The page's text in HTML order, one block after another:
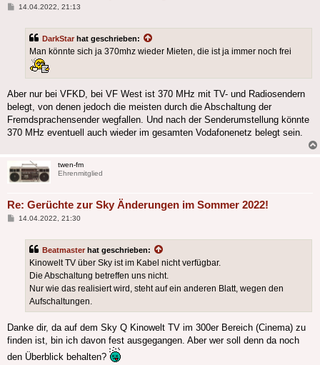
Beitrag
14.04.2022, 21:13
DarkStar hat geschrieben:
Man könnte sich ja 370mhz wieder Mieten, die ist ja immer noch frei
Aber nur bei VFKD, bei VF West ist 370 MHz mit TV- und Radiosendern
belegt, von denen jedoch die meisten durch die Abschaltung der
Fremdsprachensender wegfallen. Und nach der Senderumstellung könnte
370 MHz eventuell auch wieder im gesamten Vodafonenetz belegt sein.
twen-fm
Ehrenmitglied
Re: Gerüchte zur Sky Änderungen im Sommer 2022!
Beitrag
14.04.2022, 21:30
Beatmaster hat geschrieben:
Kinowelt TV über Sky ist im Kabel nicht verfügbar.
Die Abschaltung betreffen uns nicht.
Nur wie das realisiert wird, steht auf ein anderen Blatt, wegen den
Aufschaltungen.
Danke dir, da auf dem Sky Q Kinowelt TV im 300er Bereich (Cinema) zu
finden ist, bin ich davon fest ausgegangen. Aber wer soll denn da noch
den Überblick behalten?